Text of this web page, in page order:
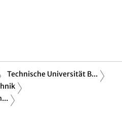
Technische Universität B...